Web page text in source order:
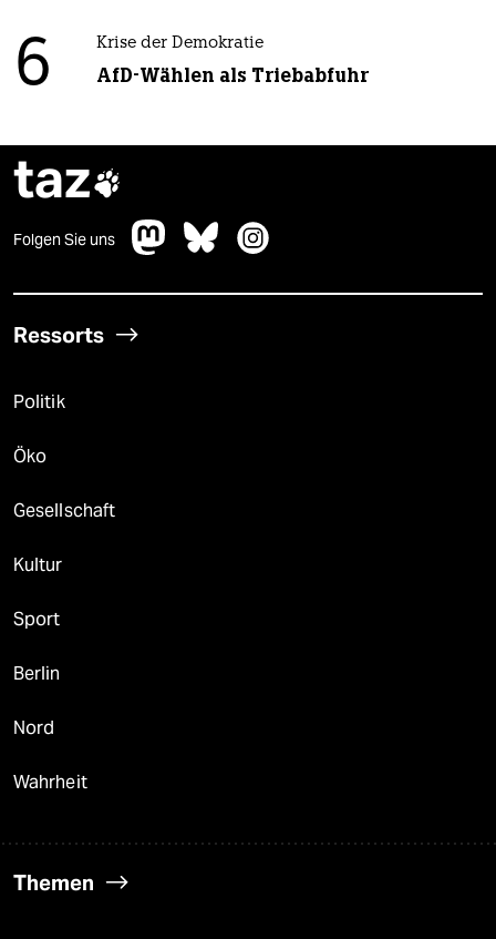
6 Krise der Demokratie
AfD-Wählen als Triebabfuhr
taz
Folgen Sie uns
Ressorts
Politik
Öko
Gesellschaft
Kultur
Sport
Berlin
Nord
Wahrheit
Themen